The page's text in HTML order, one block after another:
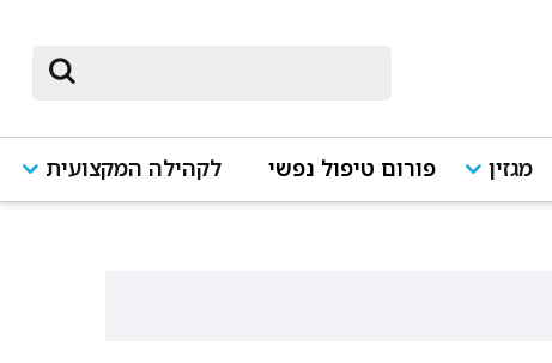
מגזין פורום טיפול נפשי לקהילה המקצועית